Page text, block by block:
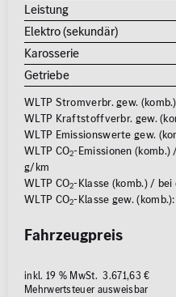
Leistung
Elektro (sekundär)
Karosserie
Getriebe
WLTP Stromverbr. gew.
WLTP Kraftstoffverbr. gew.
WLTP Emissionswerte gew.
WLTP CO2-Emissionen
g/km
WLTP CO2-Klasse (komb.) /
WLTP CO2-Klasse gew.
Fahrzeugpreis
inkl. 19 % MwSt. 3.671,63 €
Mehrwertsteuer ausweisbar